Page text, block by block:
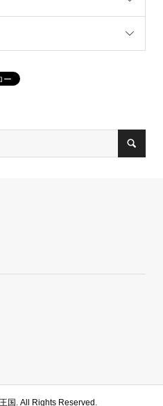
国. All Rights Reserved.